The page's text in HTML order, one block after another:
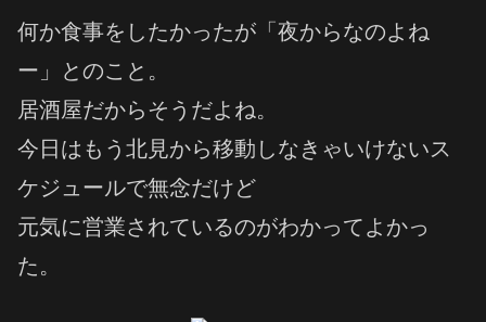
何か食事をしたかったが「夜からなのよね
ー」とのこと。
居酒屋だからそうだよね。
今日はもう北見から移動しなきゃいけないス
ケジュールで無念だけど
元気に営業されているのがわかってよかっ
た。